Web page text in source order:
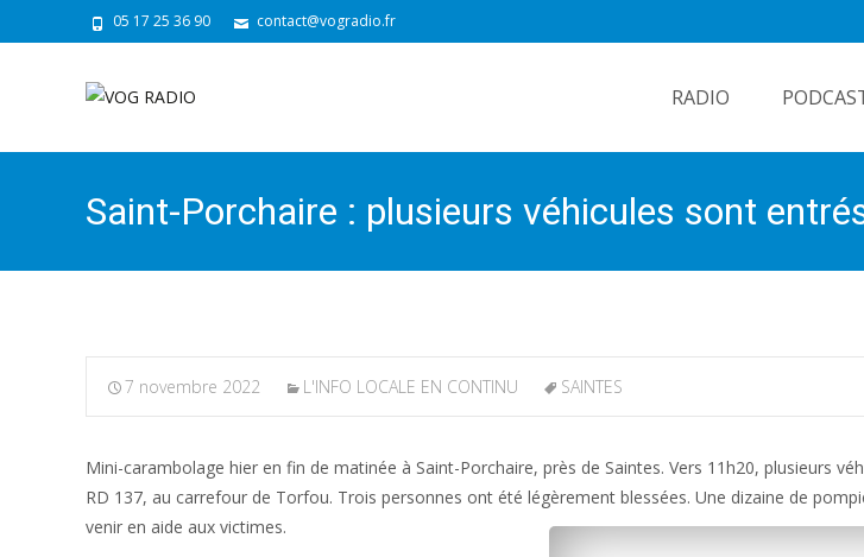
05 17 25 36 90 contact@vogradio.fr
RADIO
Saint-Porchaire : plusieurs véhicules sont
7 novembre 2022 L'INFO LOCALE EN CONTINU SAINTES
Mini-carambolage hier en fin de matinée à Saint-Porchaire, près de Saintes. Vers 11h20, plusieurs
RD 137, au carrefour de Torfou. Trois personnes ont été légèrement blessées. Une dizaine de
venir en aide aux victimes.